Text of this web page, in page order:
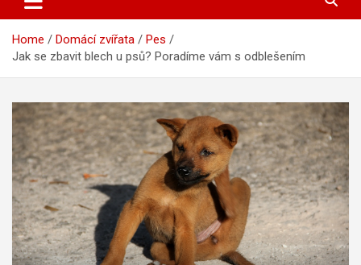
Home Domácí zvířata
Pes
Jak se zbavit blech u psů? Poradíme vám s odblešením